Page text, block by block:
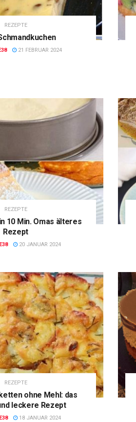
REZEPTE
21 FEBRUAR 2024
REZEPTE
10 Min. Omas älteres
Rezept
20 JANUAR 2024
REZEPTE
ohne Mehl: das
leckere Rezept
18 JANUAR 2024